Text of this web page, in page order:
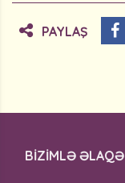
PAYLAŞ
BİZİMLƏ ƏLAQƏ